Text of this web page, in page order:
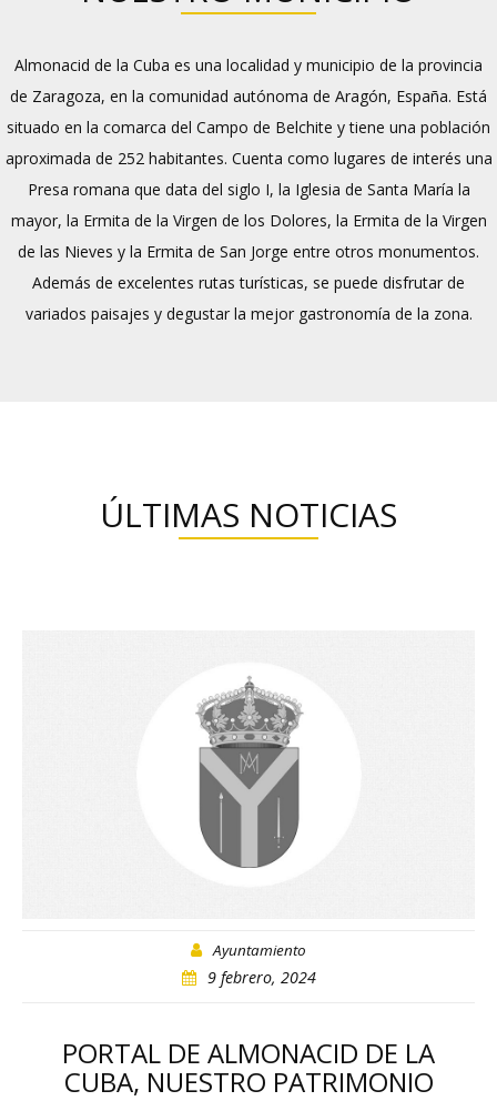
Almonacid de la Cuba es una localidad y municipio de la provincia
de Zaragoza, en la comunidad autónoma de Aragón, España. Está
situado en la comarca del Campo de Belchite y tiene una población
aproximada de 252 habitantes. Cuenta como lugares de interés una
Presa romana que data del siglo I, la Iglesia de Santa María la
mayor, la Ermita de la Virgen de los Dolores, la Ermita de la Virgen
de las Nieves y la Ermita de San Jorge entre otros monumentos.
Además de excelentes rutas turísticas, se puede disfrutar de
variados paisajes y degustar la mejor gastronomía de la zona.
ÚLTIMAS NOTICIAS
Ayuntamiento
9 febrero, 2024
PORTAL DE ALMONACID DE LA
CUBA, NUESTRO PATRIMONIO